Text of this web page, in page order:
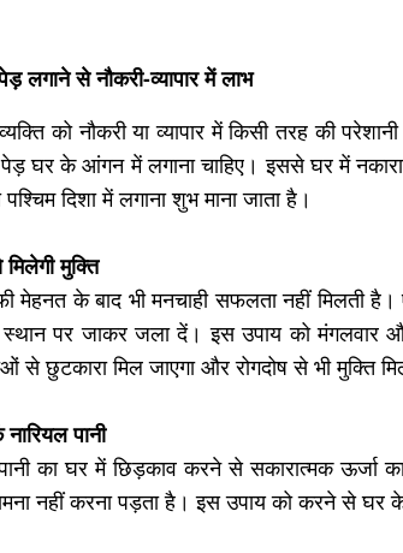
लगाने से नौकरी-व्यापार में लाभ
को नौकरी या व्यापार में किसी तरह की
पेड़ घर के आंगन में लगाना चाहिए। इससे घर में
पश्चिम दिशा में लगाना शुभ माना जाता है।
मुक्ति
मेहनत के बाद भी मनचाही सफलता नहीं मिलती
पर जाकर जला दें। इस उपाय को मंगलवार
से छुटकारा मिल जाएगा और रोगदोष से भी मुक्ति
पानी
का घर में छिड़काव करने से सकारात्मक ऊर्जा
नहीं करना पड़ता है। इस उपाय को करने से